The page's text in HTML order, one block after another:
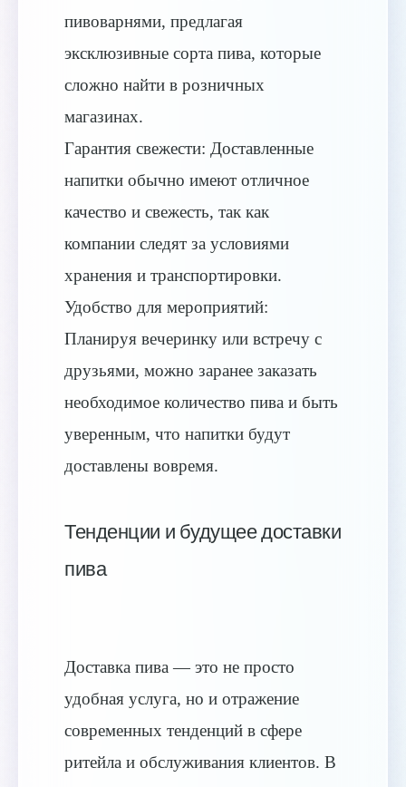
пивоварнями, предлагая
эксклюзивные сорта пива, которые
сложно найти в розничных
магазинах.
Гарантия свежести: Доставленные
напитки обычно имеют отличное
качество и свежесть, так как
компании следят за условиями
хранения и транспортировки.
Удобство для мероприятий:
Планируя вечеринку или встречу с
друзьями, можно заранее заказать
необходимое количество пива и быть
уверенным, что напитки будут
доставлены вовремя.
Тенденции и будущее доставки
пива
Доставка пива — это не просто
удобная услуга, но и отражение
современных тенденций в сфере
ритейла и обслуживания клиентов. В